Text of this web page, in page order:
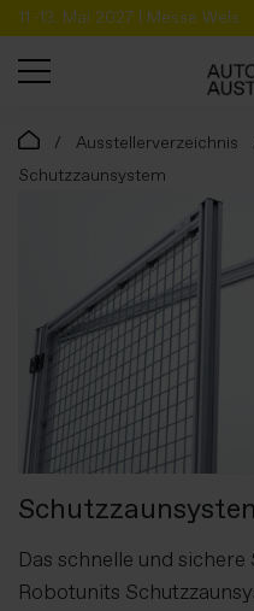
11.-13. Mai 2027 | Messe Wels
Ausstellerverzeichnis
Schutzzaunsystem
Das schnelle und
Robotunits